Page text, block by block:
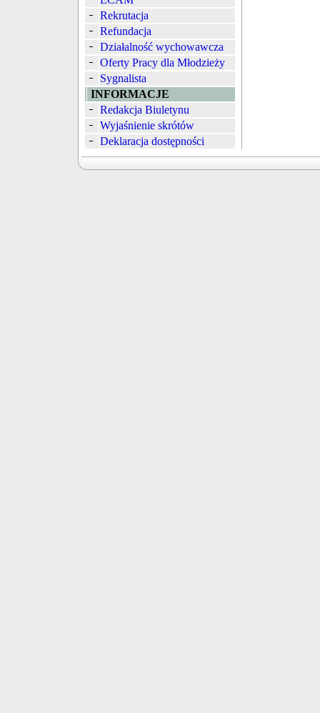
Rekrutacja
Refundacja
Działalność wychowawcza
Oferty Pracy dla Młodzieży
Sygnalista
INFORMACJE
Redakcja Biuletynu
Wyjaśnienie skrótów
Deklaracja dostępności